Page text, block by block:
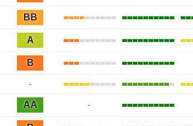
BB
A
B
-
AA -